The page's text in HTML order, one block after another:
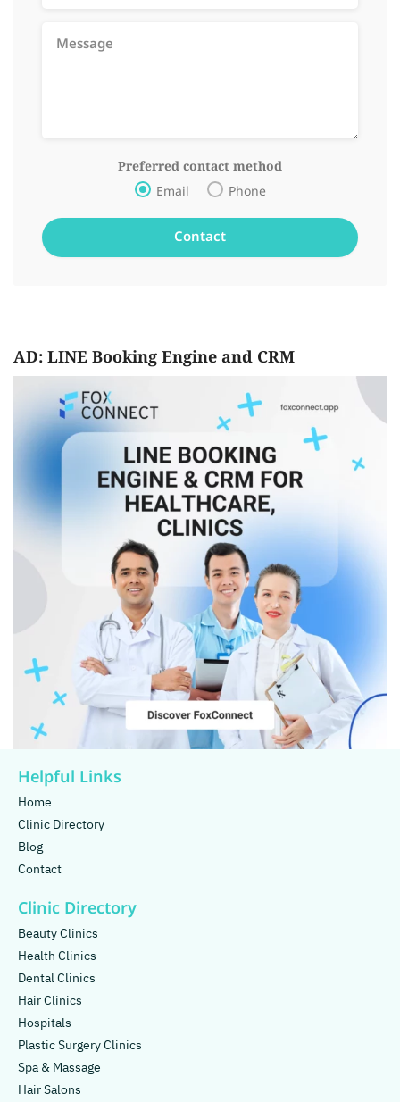
Preferred contact method
Email Phone
AD: LINE Booking Engine and CRM
Helpful Links
Home
Clinic Directory
Blog
Contact
Clinic Directory
Beauty Clinics
Health Clinics
Dental Clinics
Hair Clinics
Hospitals
Plastic Surgery Clinics
Spa & Massage
Hair Salons